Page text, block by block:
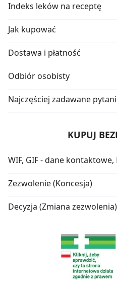
Indeks leków na receptę
Jak kupować
Dostawa i płatność
Odbiór osobisty
Najczęściej zadawane
KUPUJ
WIF, GIF - dane kontaktowe,
Zezwolenie (Koncesja)
Decyzja (Zmiana zezwolenia)